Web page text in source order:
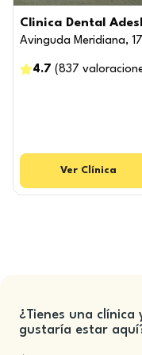
Clinica Dental
Avinguda Meridiana,
4.7 (837
Ver Clínica
¿Tienes una clínica
gustaría estar